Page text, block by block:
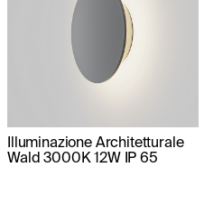
Illuminazione Architetturale
Wald 3000K 12W IP 65